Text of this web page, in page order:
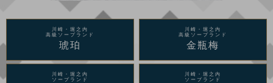
川崎・堀之内
高級ソープランド
琥珀
川崎・堀之内
高級ソープランド
金瓶梅
川崎・堀之内
ソープランド
川崎・堀之内
ソープランド